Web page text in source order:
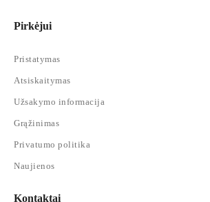
Pirkėjui
Pristatymas
Atsiskaitymas
Užsakymo informacija
Grąžinimas
Privatumo politika
Naujienos
Kontaktai